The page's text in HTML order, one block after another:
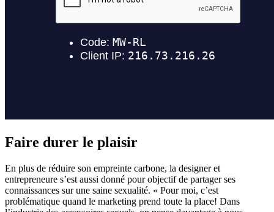
Faire durer le plaisir
En plus de réduire son empreinte carbone, la designer et
entrepreneure s’est aussi donné pour objectif de partager ses
connaissances sur une saine sexualité. « Pour moi, c’est
problématique quand le marketing prend toute la place! Dans